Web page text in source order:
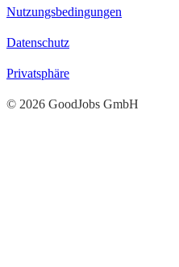
Nutzungsbedingungen
Datenschutz
Privatsphäre
© 2026 GoodJobs GmbH